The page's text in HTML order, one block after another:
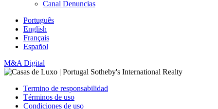
Canal Denuncias
Português
English
Français
Español
M&A Digital
Termino de responsabilidad
Términos de uso
Condiciones de uso